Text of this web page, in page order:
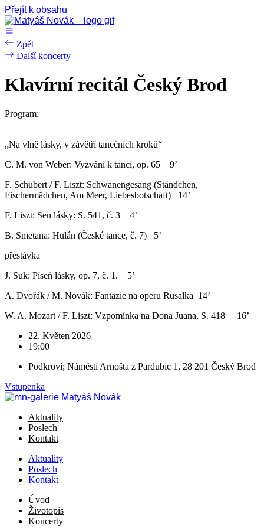
Přejít k obsahu
Zpět
Další koncerty
Klavírní recitál Český Brod
Program:
„Na vlně lásky, v závětří tanečních kroků“
C. M. von Weber: Vyzvání k tanci, op. 65 9’
F. Schubert / F. Liszt: Schwanengesang (Ständchen,
Fischermädchen, Am Meer, Liebesbotschaft) 14’
F. Liszt: Sen lásky: S. 541, č. 3 4’
B. Smetana: Hulán (České tance, č. 7) 5’
přestávka
J. Suk: Píseň lásky, op. 7, č. 1. 5’
A. Dvořák / M. Novák: Fantazie na operu Rusalka 14’
W. A. Mozart / F. Liszt: Vzpomínka na Dona Juana, S. 418 16’
22. Květen 2026
19:00
Podkroví; Náměstí Arnošta z Pardubic 1, 28 201 Český Brod
Vstupenka
Aktuality
Poslech
Kontakt
Aktuality
Poslech
Kontakt
Úvod
Životopis
Koncerty